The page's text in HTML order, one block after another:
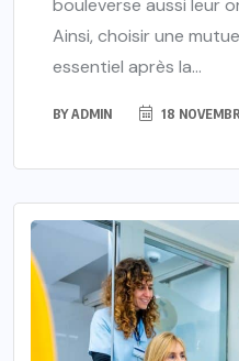
bouleverse aussi leur
Ainsi, choisir une
essentiel après la...
BYADMIN 18